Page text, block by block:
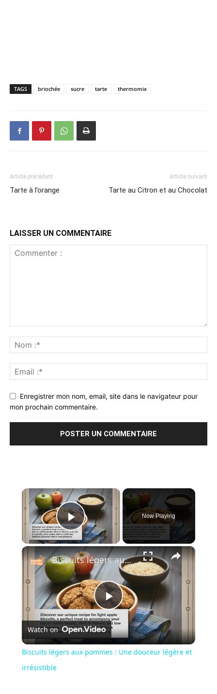
TAGS briochée sucre tarte thermomix
Article précédent
Tarte à l’orange
Article suivant
Tarte au Citron et au Chocolat
LAISSER UN COMMENTAIRE
Enregistrer mon nom, email, site dans le navigateur pour
mon prochain commentaire.
×
Play Video
Now Playing
×
Play
Video
Biscuits légers aux pommes : Une douceur légère et irrésistible
Watch on
Biscuits légers aux pommes : Une douceur légère et
irrésistible